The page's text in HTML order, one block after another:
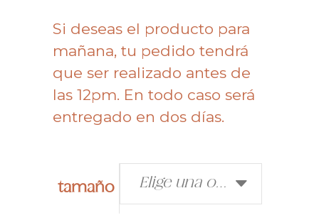
Si deseas el producto para
mañana, tu pedido tendrá
que ser realizado antes de
las 12pm. En todo caso será
entregado en dos días.
tamaño Elige una opción